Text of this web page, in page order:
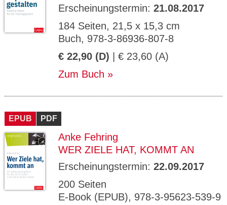
Erscheinungstermin: 21.08.2017
184 Seiten, 21,5 x 15,3 cm
Buch, 978-3-86936-807-8
€ 22,90 (D) | € 23,60 (A)
Zum Buch
EPUB PDF
Anke Fehring
WER ZIELE HAT, KOMMT AN
Erscheinungstermin: 22.09.2017
200 Seiten
E-Book (EPUB), 978-3-95623-539-9